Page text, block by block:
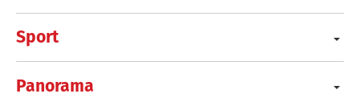
Sport
Panorama